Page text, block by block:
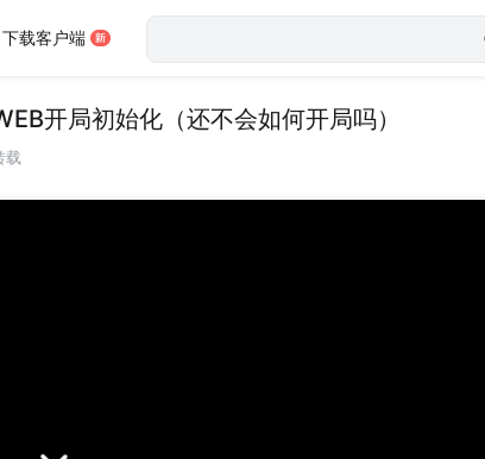
下载客户端
开局初始化（还不会如何开局吗）
载